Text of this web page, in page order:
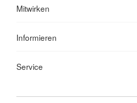
Mitwirken
Informieren
Service